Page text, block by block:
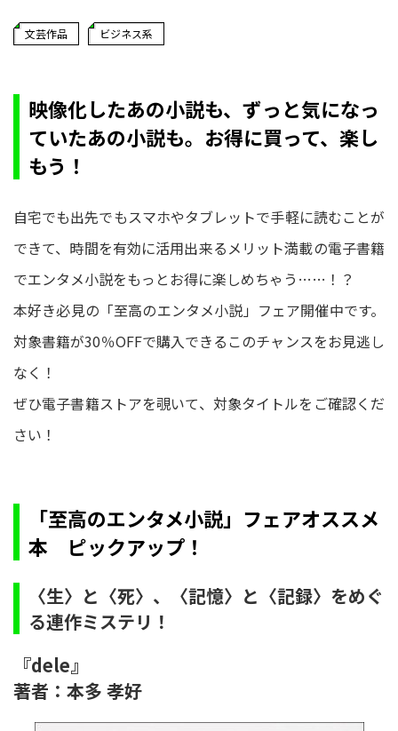
文芸作品 ビジネス系
映像化したあの小説も、ずっと気になっ
ていたあの小説も。お得に買って、楽し
もう！
自宅でも出先でもスマホやタブレットで手軽に読むことが
できて、時間を有効に活用出来るメリット満載の電子書籍
でエンタメ小説をもっとお得に楽しめちゃう……！？
本好き必見の「至高のエンタメ小説」フェア開催中です。
対象書籍が30％OFFで購入できるこのチャンスをお見逃し
なく！
ぜひ電子書籍ストアを覗いて、対象タイトルをご確認くだ
さい！
「至高のエンタメ小説」フェアオススメ
本 ピックアップ！
〈生〉と〈死〉、〈記憶〉と〈記録〉をめぐ
る連作ミステリ！
『dele』
著者：本多 孝好